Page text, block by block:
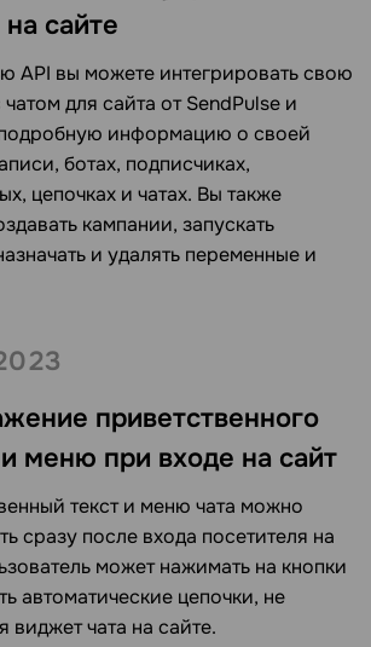
сайте
API вы можете интегрировать свою
чатом для сайта от SendPulse и
подробную информацию о своей
ботах, подписчиках,
цепочках и чатах. Вы также
кампании, запускать
и удалять переменные и
приветственного
меню при входе на сайт
текст и меню чата можно
сразу после входа посетителя на
можетнажимать на кнопки
автоматические цепочки, не
виджетчата на сайте.